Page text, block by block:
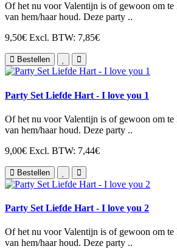
Of het nu voor Valentijn is of gewoon om te
van hem/haar houd. Deze party ..
9,50€ Excl. BTW: 7,85€
Bestellen
Party Set Liefde Hart - I love you 1
Of het nu voor Valentijn is of gewoon om te
van hem/haar houd. Deze party ..
9,00€ Excl. BTW: 7,44€
Bestellen
Party Set Liefde Hart - I love you 2
Of het nu voor Valentijn is of gewoon om te
van hem/haar houd. Deze party ..